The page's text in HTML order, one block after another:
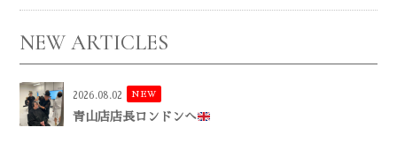
NEW ARTICLES
2026.08.02 NEW
青山店店長ロンドンへ